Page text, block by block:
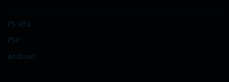
PS Vita
PSP
Android